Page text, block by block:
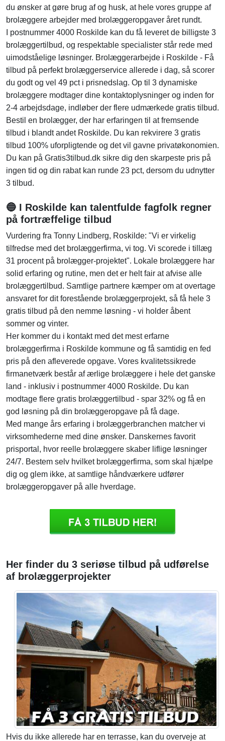
du ønsker at gøre brug af og husk, at hele vores gruppe af
brolæggere arbejder med brolæggeropgaver året rundt.
I postnummer 4000 Roskilde kan du få leveret de billigste 3
brolæggertilbud, og respektable specialister står rede med
uimodståelige løsninger. Brolæggerarbejde i Roskilde - Få
tilbud på perfekt brolæggerservice allerede i dag, så scorer
du godt og vel 49 pct i prisnedslag. Op til 3 dynamiske
brolæggere modtager dine kontaktoplysninger og inden for
2-4 arbejdsdage, indløber der flere udmærkede gratis tilbud.
Bestil en brolægger, der har erfaringen til at fremsende
tilbud i blandt andet Roskilde. Du kan rekvirere 3 gratis
tilbud 100% uforpligtende og det vil gavne privatøkonomien.
Du kan på Gratis3tilbud.dk sikre dig den skarpeste pris på
ingen tid og din rabat kan runde 23 pct, dersom du udnytter
3 tilbud.
🔵 I Roskilde kan talentfulde fagfolk regner
på fortræffelige tilbud
Vurdering fra Tonny Lindberg, Roskilde: "Vi er virkelig
tilfredse med det brolæggerfirma, vi tog. Vi scorede i tillæg
31 procent på brolægger-projektet". Lokale brolæggere har
solid erfaring og rutine, men det er helt fair at afvise alle
brolæggertilbud. Samtlige partnere kæmper om at overtage
ansvaret for dit forestående brolæggerprojekt, så få hele 3
gratis tilbud på den nemme løsning - vi holder åbent
sommer og vinter.
Her kommer du i kontakt med det mest erfarne
brolæggerfirma i Roskilde kommune og få samtidig en fed
pris på den afleverede opgave. Vores kvalitetssikrede
firmanetværk består af ærlige brolæggere i hele det ganske
land - inklusiv i postnummer 4000 Roskilde. Du kan
modtage flere gratis brolæggertilbud - spar 32% og få en
god løsning på din brolæggeropgave på få dage.
Med mange års erfaring i brolæggerbranchen matcher vi
virksomhederne med dine ønsker. Danskernes favorit
prisportal, hvor reelle brolæggere skaber liflige løsninger
24/7. Bestem selv hvilket brolæggerfirma, som skal hjælpe
dig og glem ikke, at samtlige håndværkere udfører
brolæggeropgaver på alle hverdage.
Her finder du 3 seriøse tilbud på udførelse
af brolæggerprojekter
Hvis du ikke allerede har en terrasse, kan du overveje at